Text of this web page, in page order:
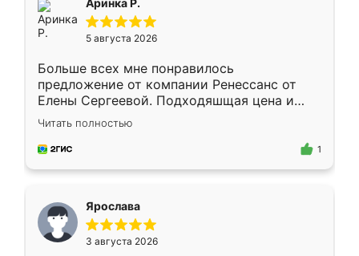
Аринка Р.
5 августа 2026
Больше всех мне понравилось
предложение от компании Ренессанс от
Елены Сергеевой. Подходяшщая цена и
короткие сроки изготовления. Приехавший
для замера сотрудник Владислав
предложил по моему эскизу самый
Читать полностью
1
Ярослава
3 августа 2026